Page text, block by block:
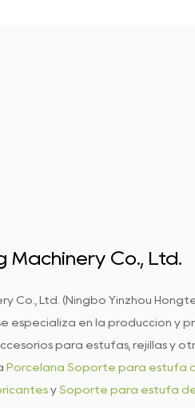
Machinery Co., Ltd.
Co., Ltd. (Ningbo Yinzhou
especializa en la producción y
para estufas, rejillas y
Porcelana Soporte para estufa
y Soporte para estufa